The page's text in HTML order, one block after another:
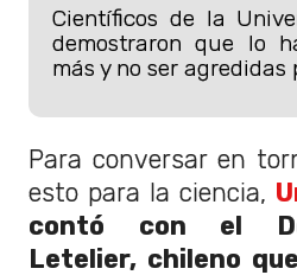
Científicos de la
demostraron que lo
más y no ser agredidas
Para conversar en
esto para la ciencia,
contó con el
Letelier, chileno